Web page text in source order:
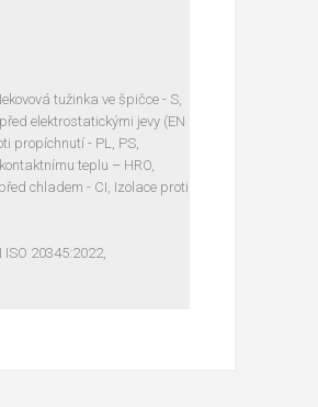
tužinka ve špičce - S,
elektrostatickými jevy (EN
propíchnutí - PL, PS,
teplu – HRO,
chladem - CI, Izolace proti
20345:2022,